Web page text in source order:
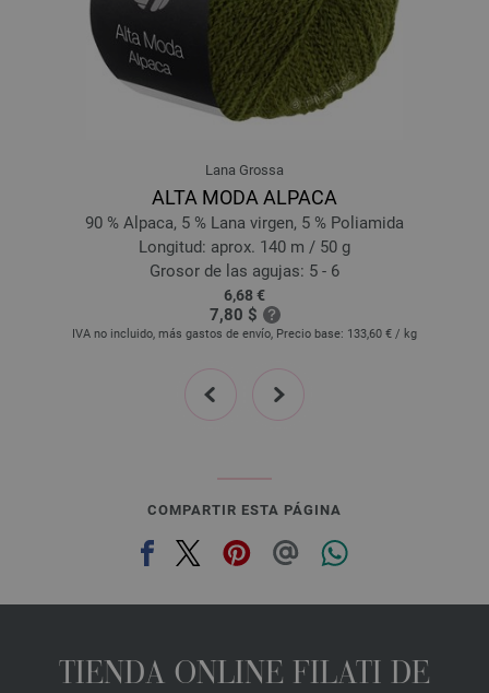
Lana Grossa
ALTA MODA ALPACA
90 % Alpaca, 5 % Lana virgen, 5 % Poliamida
Longitud: aprox. 140 m / 50 g
Grosor de las agujas: 5 - 6
6,68 €
7,80 $
IVA no incluido, más gastos de envío, Precio base: 133,60 € / kg
prev next
COMPARTIR ESTA PÁGINA
TIENDA ONLINE FILATI DE